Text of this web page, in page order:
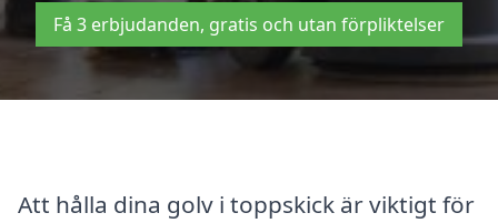
Få 3 erbjudanden, gratis och utan förpliktelser
Att hålla dina golv i toppskick är viktigt för